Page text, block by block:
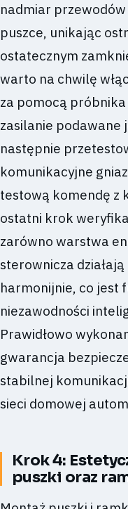
nadmiar przewodów
puszce, unikając
ostatecznym
warto na chwilę
za pomocą
zasilanie podawane
następnie
komunikacyjne
testową komendę z
ostatni krok
zarówno warstwa
sterownicza
harmonijnie, co jest
niezawodności
Prawidłowo
gwarancja
stabilnej
sieci domowej
Krok 4:
puszki oraz